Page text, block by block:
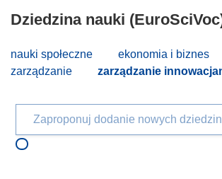
Dziedzina nauki
nauki społeczne ekonomia i biznes
zarządzanie
zarządzanie
Zaproponuj dodanie nowych